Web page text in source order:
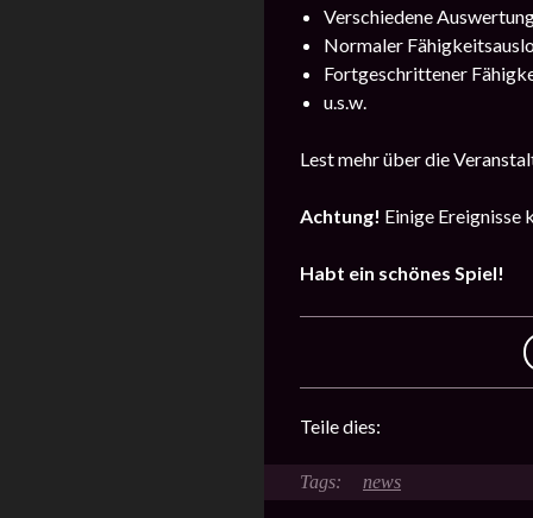
Verschiedene
Normaler
Fortgeschrittener
u.s.w.
Lest mehr über die
Achtung! Einige Ereignisse
Habt ein schönes Spiel!
Teile dies:
news